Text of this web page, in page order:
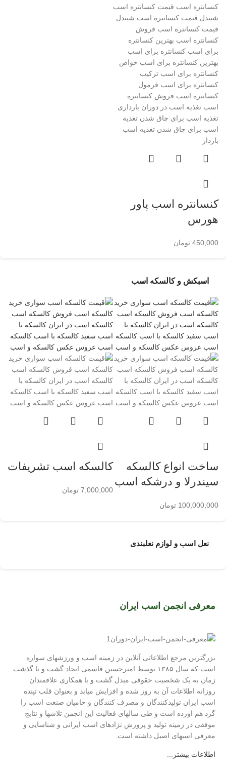
کنسانتره اسب پاور
هورس
450,000 تومان
اسبکش و کالسکه اسب
ساخت انواع کالسکه
سیندرلا و درشکه اسب
100,000,000 تومان
کالسکه اسب تشریفات
7,000,000 تومان
نعل اسب و لوازم نعلبندی
معرفی انجمن اسب ایران
بزرگترین مرجع اطلاعاتی آنلاین در زمینه اسب و ورزشهای سواره
است که سال ۱۳۸۵ توسط امیرحسین قاسمی ایجاد گشت و با گذشت
زمان به یک شخصیت حقوقی مبدل گشت و با همکاری علاقمندان
روزانه اطلاعات آن به روز شده و افزایش میابد و بعنوان قلب تپنده
اسب ایران تولیدکنندگان و مصرف کنندگان و حامیان صنعت اسب را
گرد هم اورده است و طی سالهای فعالیت این انجمن تلاشها و نتایج
موفقی در زمینه تولید و پرورش نژادهای اسب ایرانی و شناسایی و
معرفی اسبهای اصیل داشته است.
اطلاعات بیشتر...